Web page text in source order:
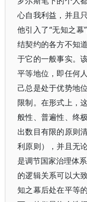
心自我利益，并且
他引入了“无知之
结契约的各方不知
于它的一般事实。
平等地位，即任何
己总是处于优势地
限制。在形式上，
般性、普遍性、终
出数目有限的原则
利原则），并且无
是调节国家治理体
的逻辑关系可以大
知之幕后处在平等